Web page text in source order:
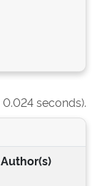
0.024 seconds).
Author(s)